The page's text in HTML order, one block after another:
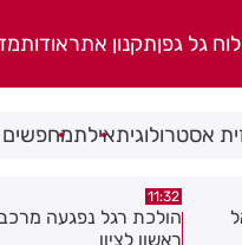
לוח גל גפןתקנון אתראודות
אסטרולוגיתאילת
10:46
עמותת שניר חילקה
בחולון ובת ים